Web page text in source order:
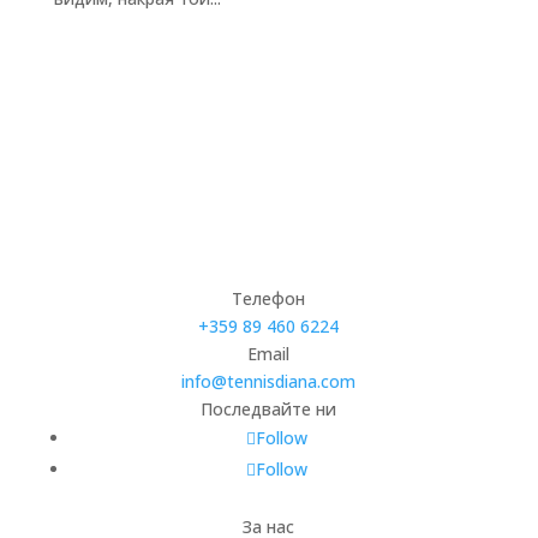
Телефон
+359 89 460 6224­
Email
info@tennisdiana.com
Последвайте ни
Follow
Follow
За нас